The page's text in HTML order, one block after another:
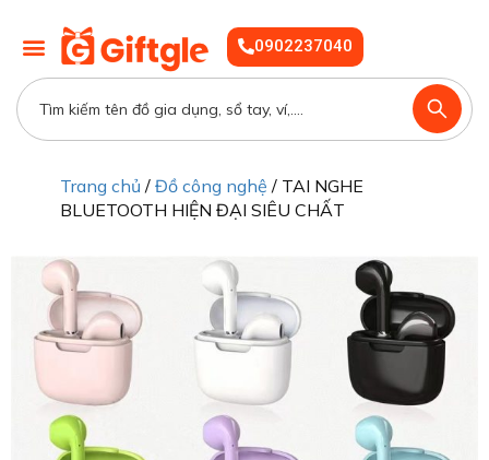
0902237040
Trang chủ / Đồ công nghệ / TAI NGHE
BLUETOOTH HIỆN ĐẠI SIÊU CHẤT